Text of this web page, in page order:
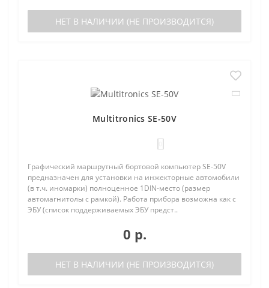
НЕТ В НАЛИЧИИ (НЕ ПРОИЗВОДИТСЯ)
Multitronics SE-50V
Графический маршрутный бортовой компьютер SE-50V
предназначен для установки на инжекторные автомобили
(в т.ч. иномарки) полноценное 1DIN-место (размер
автомагнитолы с рамкой). Работа прибора возможна как с
ЭБУ (список поддерживаемых ЭБУ предст..
0 р.
НЕТ В НАЛИЧИИ (НЕ ПРОИЗВОДИТСЯ)